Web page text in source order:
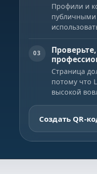
Профили и
публичными
03
Страница
потому что
высокой
Создать QR-